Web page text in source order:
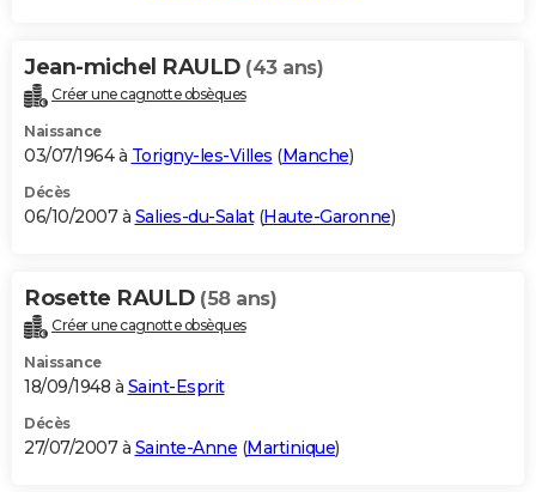
Jean-michel RAULD (43 ans)
Créer une cagnotte obsèques
Naissance
03/07/1964 à Torigny-les-Villes (Manche)
Décès
06/10/2007 à Salies-du-Salat(Haute-Garonne)
Rosette RAULD (58 ans)
Créer une cagnotte obsèques
Naissance
18/09/1948 à Saint-Esprit
Décès
27/07/2007 à Sainte-Anne (Martinique)